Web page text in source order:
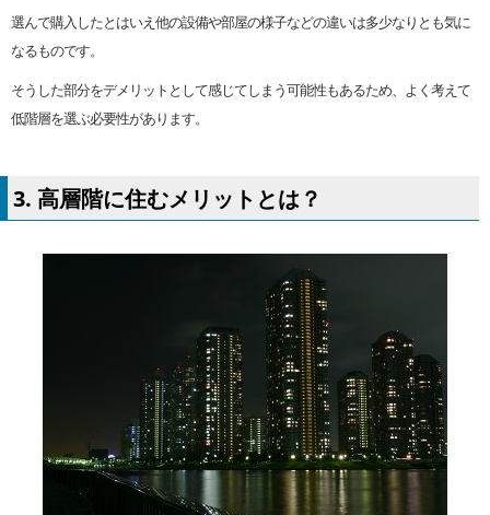
選んで購入したとはいえ他の設備や部屋の様子などの違いは多少なりとも気に
なるものです。
そうした部分をデメリットとして感じてしまう可能性もあるため、よく考えて
低階層を選ぶ必要性があります。
3. 高層階に住むメリットとは？